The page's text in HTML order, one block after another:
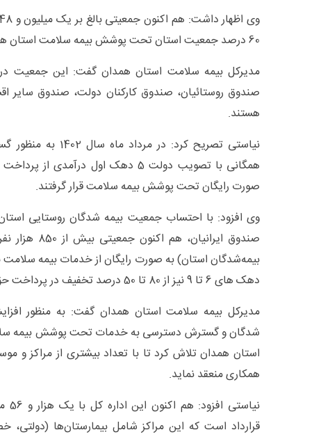
60 درصد جمعیت استان تحت پوشش بیمه سلامت استان همدان هستند.
صندوق روستائیان، صندوق کارکنان دولت، صندوق سایر
هستند.
نیاستی تصریح کرد: در
همگانی با تصویب دولت 5 دهک اول
صورت رایگان تحت پوشش بیمه سلامت قرار گرفتند.
بیمه‌شدگان استان) به صورت رایگان از خدمات بیمه
دهک های 6 تا 9 نیز از 80 تا 50 درصد تخفیف در پرداخت حق بیمه بهره مند گردیدند.
مدیرکل بیمه سلامت استان همدان گفت: به منظور
شدگان و گسترش دسترسی به خدمات تحت پوشش بیمه
استان همدان تلاش کرد تا با تعداد بیشتری از مراکز و
همکاری منعقد نماید.
قرارداد است که این مراکز شامل بیمارستان‌ها